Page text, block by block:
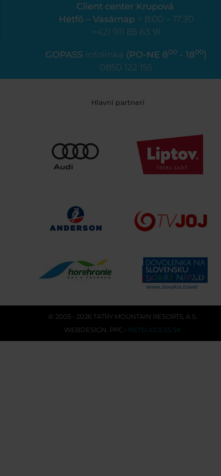
Client center Krupová
Hétfő – Vasárnap = 8:00 – 17:30
+421 911 85 63 91
GOPASS infolinka (PO-NE 800 - 1800)
0850 122 155
Hlavní partneri
© 2005 - 2026 TATRY MOUNTAIN RESORTS, A.S.
WEBDESIGN PPC › NETSUCCESS.SK